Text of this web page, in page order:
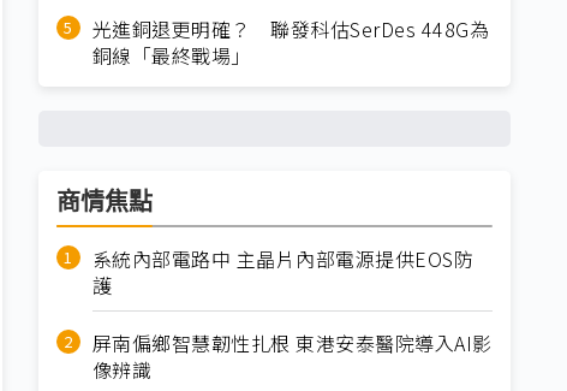
光進銅退更明確？ 聯發科估SerDes 448G為
銅線「最終戰場」
商情焦點
系統內部電路中 主晶片內部電源提供EOS防
護
屏南偏鄉智慧韌性扎根 東港安泰醫院導入AI影
像辨識